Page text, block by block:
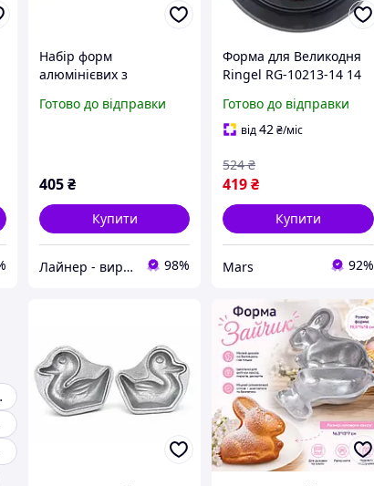
Набір форм
алюмінієвих з
покриттям для Пасхи
Готово до відправки
405₴
Купити
Лайнер - виробничо-торгова компанія 98%
Форма для Великодня
Ringel RG-10213-14 14
Готово до відправки
від42₴/міс
419₴
524 ₴
Купити
Mars 92%